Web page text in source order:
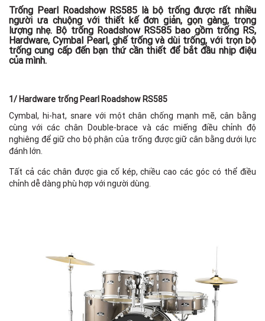
Trống Pearl Roadshow RS585 là bộ trống được rất nhiều
người ưa chuộng với thiết kế đơn giản, gọn gàng, trọng
lượng nhẹ. Bộ trống Roadshow RS585 bao gồm trống RS,
Hardware, Cymbal Pearl, ghế trống và dùi trống, với trọn bộ
trống cung cấp đến bạn thứ cần thiết để bắt đầu nhịp điệu
của mình.
1/ Hardware trống Pearl Roadshow RS585
Cymbal, hi-hat, snare với một chân chống mạnh mẽ, cân bằng
cùng với các chân Double-brace và các miếng điều chỉnh độ
nghiêng để giữ cho bộ phận của trống được giữ cân bằng dưới lực
đánh lớn.
Tất cả các chân được gia cố kép, chiều cao các góc có thể điều
chỉnh dễ dàng phù hợp với người dùng.